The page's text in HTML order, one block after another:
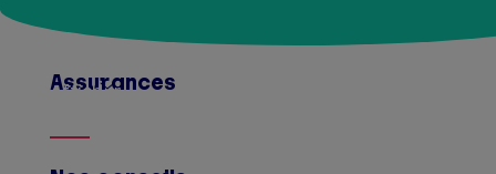
Assurances
Afficher